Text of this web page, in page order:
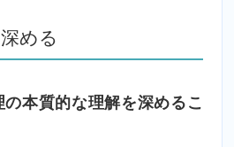
める
の本質的な理解を深めるこ